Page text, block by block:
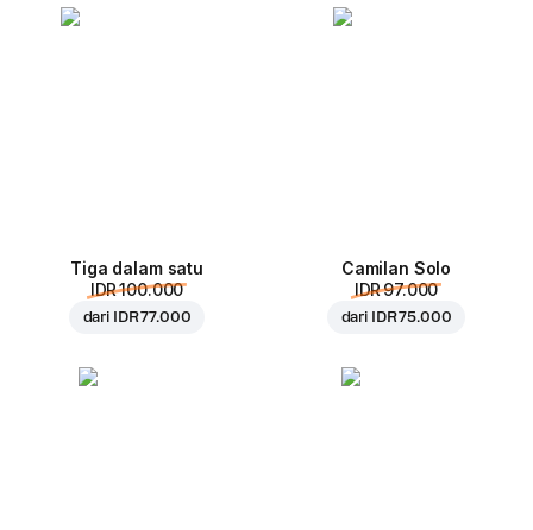
Tiga dalam satu
IDR 100.000
dari IDR 77.000
Camilan Solo
IDR 97.000
dari IDR 75.000